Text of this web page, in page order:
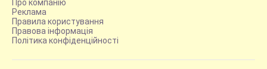
Про компанію
Реклама
Правила користування
Правова інформація
Політика конфіденційності